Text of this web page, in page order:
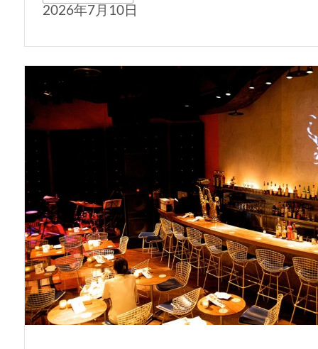
2026年7月10日